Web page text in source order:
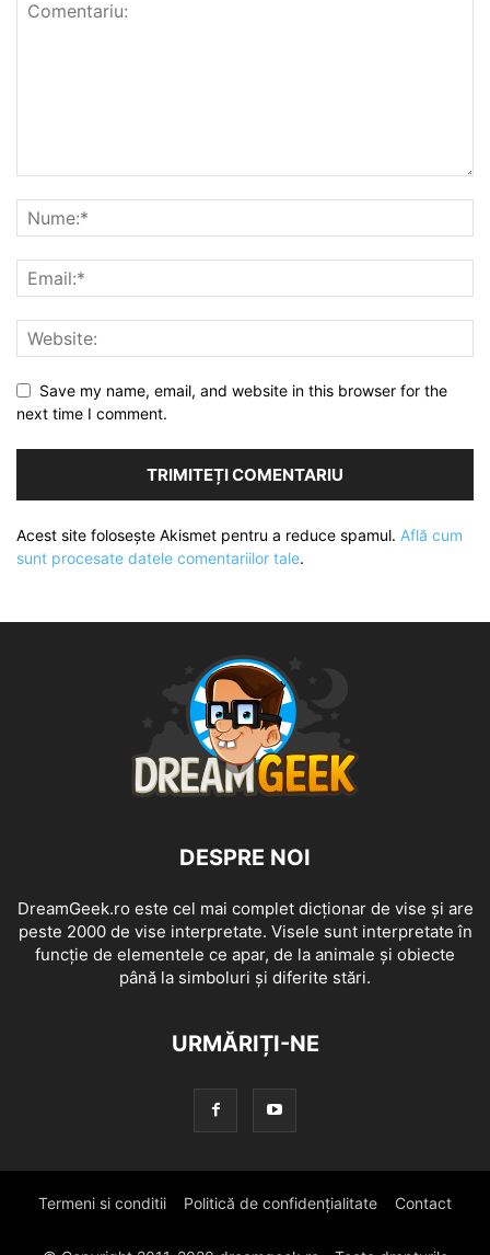
Save my name, email, and website in this browser for the
next time I comment.
Acest site folosește Akismet pentru a reduce spamul. Află cum
sunt procesate datele comentariilor tale.
DESPRE NOI
DreamGeek.ro este cel mai complet dicționar de vise și are
peste 2000 de vise interpretate. Visele sunt interpretate în
funcție de elementele ce apar, de la animale și obiecte
până la simboluri și diferite stări.
URMĂRIȚI-NE
Termeni si conditii Politică de confidențialitate Contact